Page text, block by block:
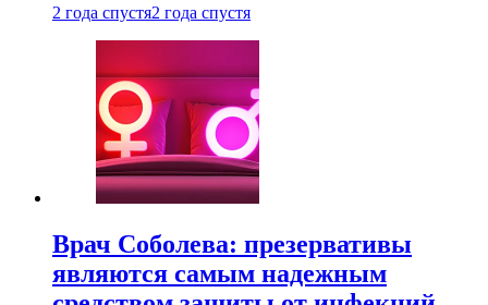
2 года спустя2 года спустя
Врач Соболева: презервативы
являются самым надежным